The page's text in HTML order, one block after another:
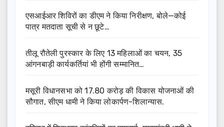
एसआईआर शिविरों का डीएम ने किया निरीक्षण, बोले—कोई
पात्र मतदाता सूची से न छूटे…
तीलू रौतेली पुरस्कार के लिए 13 महिलाओं का चयन, 35
आंगनबाड़ी कार्यकर्तियां भी होंगी सम्मानित…
मसूरी विधानसभा को 17.80 करोड़ की विकास योजनाओं की
सौगात, सीएम धामी ने किया लोकार्पण-शिलान्यास.